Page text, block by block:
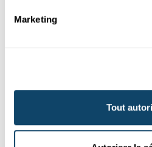
Marketing
Tout
PERSPECTIVES PROMETTEUSES
1,44 milliard d’euros
supérieur et la